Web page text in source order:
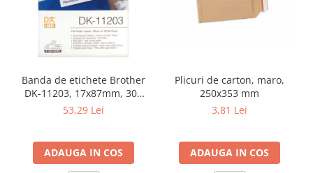
Banda de etichete Brother
DK-11203, 17x87mm, 300
etichete rola, pentru
53,29 Lei
ADAUGA IN COS
Plicuri de carton, maro,
250x353 mm
3,81 Lei
ADAUGA IN COS